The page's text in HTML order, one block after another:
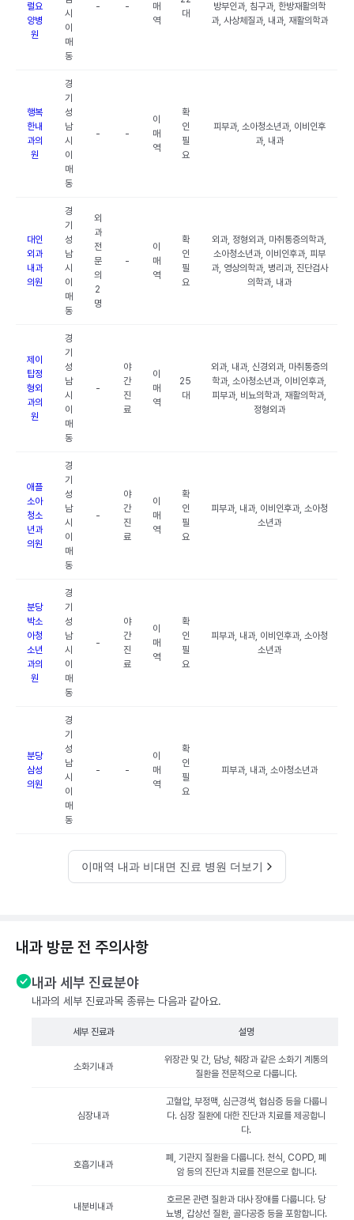
럴요
양병
원
시
이
매
동
- -
매
역
대
방부인과, 침구과, 한방재활의학
과, 사상체질과, 내과, 재활의학과
행복
한내
과의
원
경
기
성
남
시
이
매
동
- -
이
매
역
확
인
필
요
피부과, 소아청소년과, 이비인후
과, 내과
대인
외과
내과
의원
경
기
성
남
시
이
매
동
외
과
전
문
의
2
명
-
이
매
역
확
인
필
요
외과, 정형외과, 마취통증의학과,
소아청소년과, 이비인후과, 피부
과, 영상의학과, 병리과, 진단검사
의학과, 내과
제이
탑정
형외
과의
원
경
기
성
남
시
이
매
동
-
야
간
진
료
이
매
역
25
대
외과, 내과, 신경외과, 마취통증의
학과, 소아청소년과, 이비인후과,
피부과, 비뇨의학과, 재활의학과,
정형외과
애플
소아
청소
년과
의원
경
기
성
남
시
이
매
동
-
야
간
진
료
이
매
역
확
인
필
요
피부과, 내과, 이비인후과, 소아청
소년과
분당
박소
아청
소년
과의
원
경
기
성
남
시
이
매
동
-
야
간
진
료
이
매
역
확
인
필
요
피부과, 내과, 이비인후과, 소아청
소년과
분당
삼성
의원
경
기
성
남
시
이
매
동
- -
이
매
역
확
인
필
요
피부과, 내과, 소아청소년과
이매역 내과 비대면 진료 병원 더보기
내과 방문 전 주의사항
내과 세부 진료분야
내과의 세부 진료과목 종류는 다음과 같아요.
세부 진료과 설명
소화기내과
위장관 및 간, 담낭, 췌장과 같은 소화기 계통의
질환을 전문적으로 다룹니다.
심장내과
고혈압, 부정맥, 심근경색, 협심증 등을 다룹니
다. 심장 질환에 대한 진단과 치료를 제공합니
다.
호흡기내과
폐, 기관지 질환을 다룹니다. 천식, COPD, 폐
암 등의 진단과 치료를 전문으로 합니다.
내분비내과
호르몬 관련 질환과 대사 장애를 다룹니다. 당
뇨병, 갑상선 질환, 골다공증 등을 포함합니다.